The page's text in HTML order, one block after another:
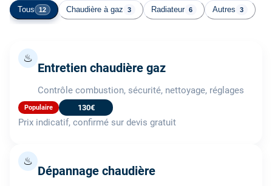
Tous 12 Chaudière à gaz 3 Radiateur 6 Autres 3
♨
Entretien chaudière gaz
Contrôle combustion, sécurité, nettoyage, réglages
Populaire 130€
Prix indicatif, confirmé sur devis gratuit
♨
Dépannage chaudière